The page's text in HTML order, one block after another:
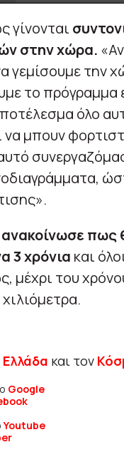
γίνονται
στην χώρα.
γεμίσουμε την
το πρόγραμμα
όλο
να μπουν
πως
3 χρόνια και
μέχρι του
Ελλάδα και τον
Google
Youtube